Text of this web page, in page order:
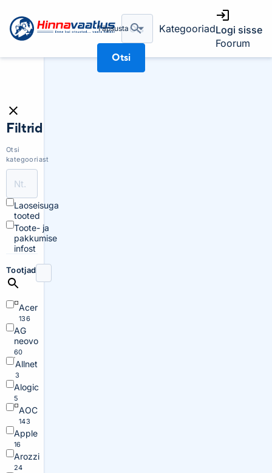
Täpsusta
Otsi
KategooriadLogi sisse
Foorum
Filtrid
Otsi
kategooriast
Laoseisuga
tooted
Toote- ja
pakkumise
infost
Tootjad
Acer
136
AG
neovo
60
Allnet
3
Alogic
5
AOC
143
Apple
16
Arozzi
24